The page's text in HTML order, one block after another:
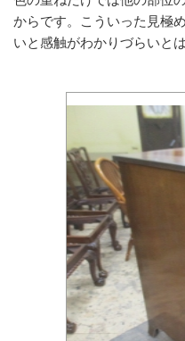
からです。こういった見極
いと感触がわかりづらいとは